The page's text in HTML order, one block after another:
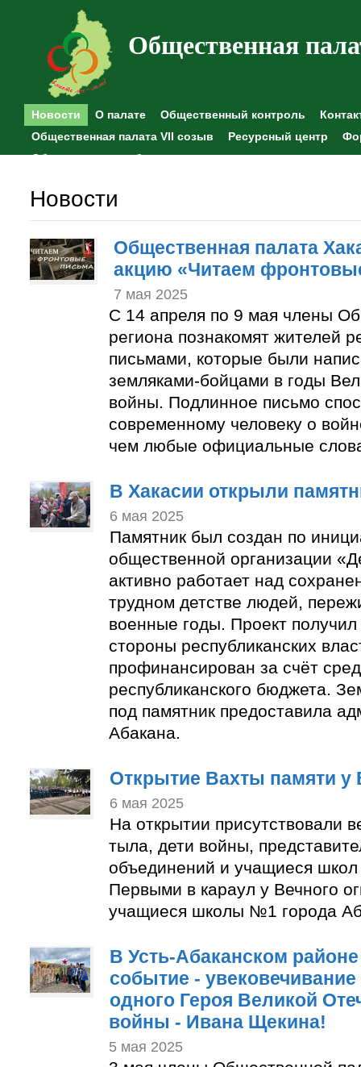
Общественная
Новости О палате Общественный контроль
Общественная палата VII созыв
Ресурсный центр
Общественные наблюдения
Новости
Общественная палата
акцию «Читаем
7 мая 2025
С 14 апреля по 9 мая члены
региона познакомят жителей
письмами, которые были
земляками-бойцами в годы
войны. Подлинное письмо
современному человеку о
чем любые официальные
В Хакасии открыли
6 мая 2025
Памятник был создан по
общественной организации
активно работает над
трудном детстве людей,
военные годы. Проект
стороны республиканских
профинансирован за счёт
республиканского бюджета.
под памятник предоставила
Абакана.
Открытие Вахты памяти у
6 мая 2025
На открытии присутствовали
тыла, дети войны,
объединений и учащиеся школ
Первыми в караул у Вечного
учащиеся школы №1 города
В Усть-Абаканском
событие -
одного Героя Великой
войны - Ивана Щекина!
5 мая 2025